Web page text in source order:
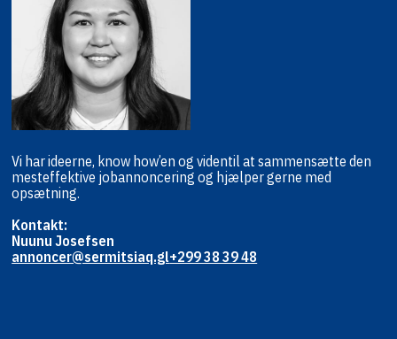
Vi har ideerne, know how’en og videntil at sammensætte den
mesteffektive jobannoncering og hjælpergerne med
opsætning.
Kontakt:
Nuunu Josefsen
annoncer@sermitsiaq.gl+299 38 39 48